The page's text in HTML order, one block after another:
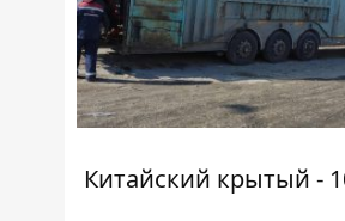
Китайский крытый -